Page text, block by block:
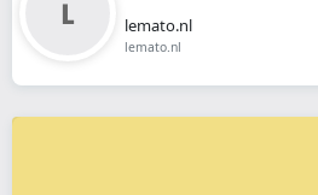
lemato.nl
lemato.nl